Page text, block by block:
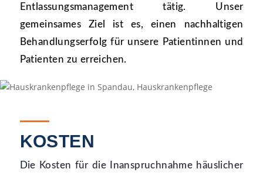
Entlassungsmanagement tätig. Unser
gemeinsames Ziel ist es, einen nachhaltigen
Behandlungserfolg für unsere Patientinnen und
Patienten zu erreichen.
KOSTEN
Die Kosten für die Inanspruchnahme häuslicher